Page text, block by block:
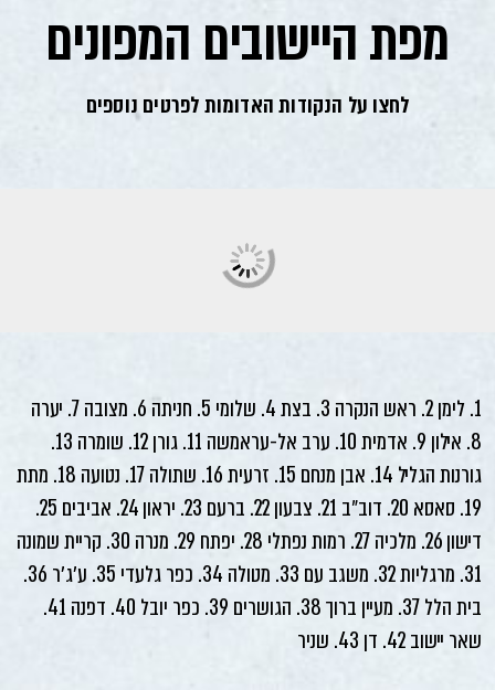
מפת היישובים המפונים
לחצו על הנקודות האדומות לפרטים נוספים
1. לימן 2. ראש הנקרה 3. בצת 4. שלומי 5. חניתה 6. מצובה 7. יערה
8. אילון 9. אדמית 10. ערב אל-עראמשה 11. גורן 12. שומרה 13.
גורנות הגליל 14. אבן מנחם 15. זרעית 16. שתולה 17. נטועה 18. מתת
19. סאסא 20. דוב״ב 21. צבעון 22. ברעם 23. יראון 24. אביבים 25.
דישון 26. מלכיה 27. רמות נפתלי 28. יפתח 29. מנרה 30. קריית שמונה
31. מרגליות 32. משגב עם 33. מטולה 34. כפר גלעדי 35. ע׳ג׳ר 36.
בית הלל 37. מעיין ברוך 38. הגושרים 39. כפר יובל 40. דפנה 41.
שאר יישוב 42. דן 43. שניר